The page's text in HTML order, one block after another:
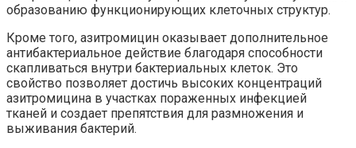
образованию функционирующих клеточных структур.
Кроме того, азитромицин оказывает дополнительное
антибактериальное действие благодаря способности
скапливаться внутри бактериальных клеток. Это
свойство позволяет достичь высоких концентраций
азитромицина в участках пораженных инфекцией
тканей и создает препятствия для размножения и
выживания бактерий.